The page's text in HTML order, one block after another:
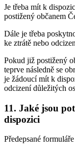
Je třeba mít k
postižený občanem
Dále je třeba
ke ztrátě nebo
Pokud již postižený
teprve následně se
je žádoucí mít k
odcizení důležitých
11. Jaké jsou
dispozici
Předepsané